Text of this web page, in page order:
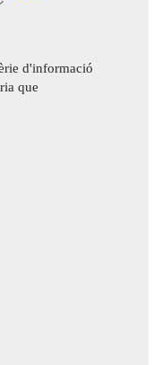
d'informació
que